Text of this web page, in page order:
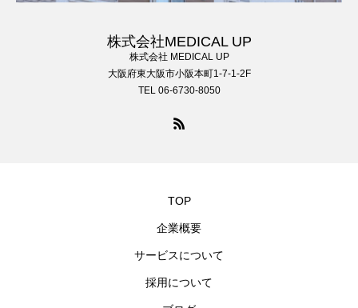
株式会社MEDICAL UP
株式会社 MEDICAL UP
大阪府東大阪市小阪本町1-7-1-2F
TEL 06-6730-8050
TOP
企業概要
サービスについて
採用について